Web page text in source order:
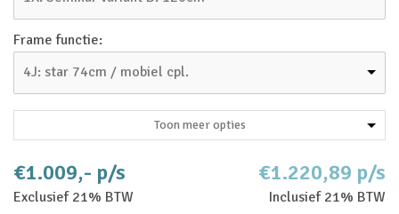
Frame functie:
4J: star 74cm / mobiel cpl.
Toon meer opties
€1.009,- p/s
Exclusief 21% BTW
€1.220,89 p/s
Inclusief 21% BTW